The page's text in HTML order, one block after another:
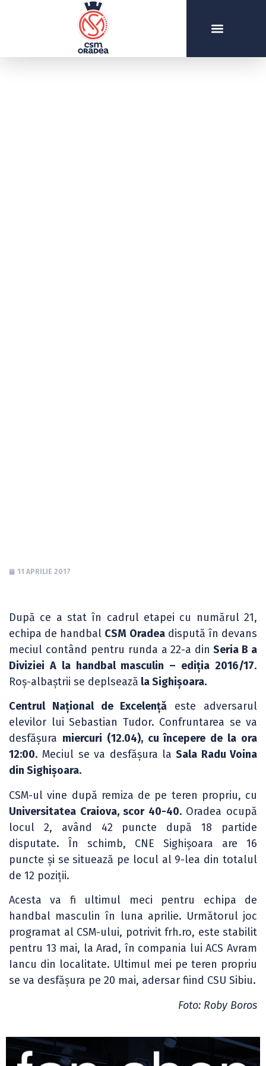
11 APRILIE 2017
După ce a stat în cadrul etapei cu numărul 21,
echipa de handbal CSM Oradeadispută în devans
meciul contând pentru runda a 22-a din Seria B a
Diviziei A la handbal masculin – ediția 2016/17.
Roș-albaștrii se deplsează la Sighișoara.
Centrul Național de Excelență este adversarul
elevilor lui Sebastian Tudor. Confruntarea se va
desfășura miercuri (12.04), cu începere de la ora
12:00. Meciul se va desfășura laSala Radu Voina
din Sighișoara.
CSM-ul vine după remiza de pe teren propriu, cu
Universitatea Craiova, scor 40-40.Oradea ocupă
locul 2, având 42 puncte după 18 partide
disputate. În schimb, CNE Sighișoara are 16
puncte și se situează pe locul al 9-lea din totalul
de 12 poziții.
Acesta va fi ultimul meci pentru echipa de
handbal masculin în luna aprilie. Următorul joc
programat al CSM-ului, potrivit frh.ro, este stabilit
pentru 13 mai, la Arad, în compania lui ACS Avram
Iancu din localitate. Ultimul mei pe teren propriu
se va desfășura pe 20 mai, adersar fiind CSU Sibiu.
Foto: Roby Boros